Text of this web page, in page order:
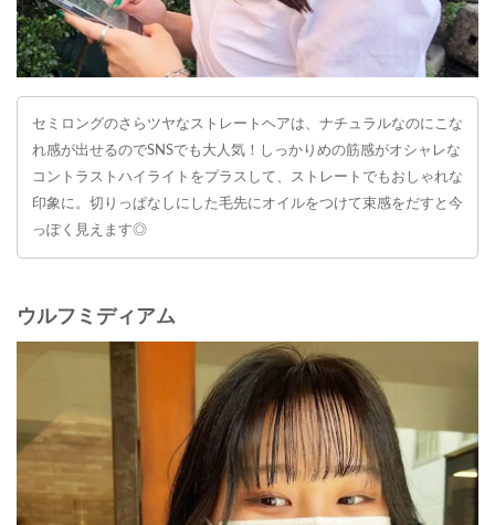
セミロングのさらツヤなストレートヘアは、ナチュラルなのにこな
れ感が出せるのでSNSでも大人気！しっかりめの筋感がオシャレな
コントラストハイライトをプラスして、ストレートでもおしゃれな
印象に。切りっぱなしにした毛先にオイルをつけて束感をだすと今
っぽく見えます◎
ウルフミディアム